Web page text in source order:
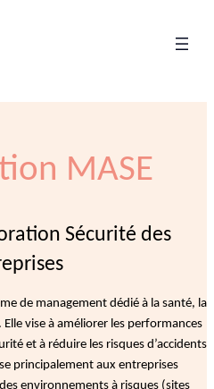
MASE
Sécurité des
de management dédié à la santé, la
vise à améliorer les performances
et à réduire les risques d’accidents
principalement aux entreprises
environnements à risques (sites